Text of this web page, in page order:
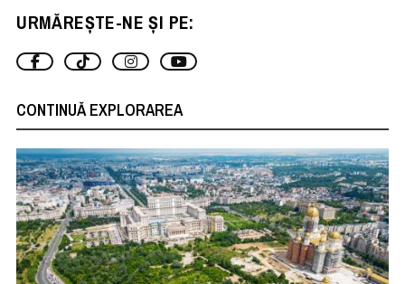
URMĂREȘTE-NE ȘI PE:
CONTINUĂ EXPLORAREA